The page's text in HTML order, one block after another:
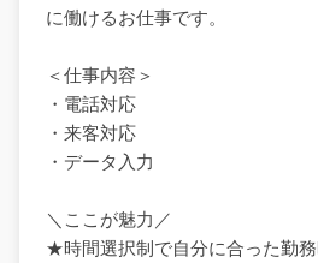
に働けるお仕事です。
＜仕事内容＞
・電話対応
・来客対応
・データ入力
＼ここが魅力／
★時間選択制で自分に合った勤